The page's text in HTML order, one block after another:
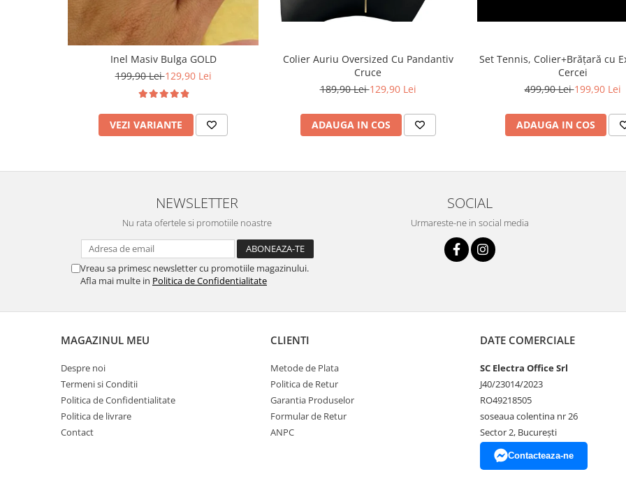
Inel Masiv Bulga GOLD
199,90 Lei129,90 Lei
VEZI VARIANTE
Colier Auriu Oversized Cu Pandantiv
Cruce
189,90 Lei129,90 Lei
ADAUGA IN COS
Set Tennis, Colier+Brățară cu
Cercei
499,90 Lei199,90 Lei
ADAUGA IN COS
NEWSLETTER
Nu rata ofertele si promotiile noastre
Vreau sa primesc newsletter cu promotiile magazinului.
Afla mai multe in Politica de Confidentialitate
SOCIAL
Urmareste-ne in social media
MAGAZINUL MEU
Despre noi
Termeni si Conditii
Politica de Confidentialitate
Politica de livrare
Contact
CLIENTI
Metode de Plata
Politica de Retur
Garantia Produselor
Formular de Retur
ANPC
DATE COMERCIALE
SC Electra Office Srl
J40/23014/2023
RO49218505
soseaua colentina nr 26
Sector 2, București
Contacteaza-ne